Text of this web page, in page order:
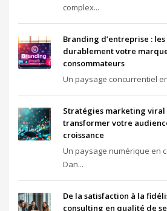
complex...
Branding d’entreprise :
durablement votre
consommateurs
Un paysage concurrentiel
Stratégies marketing viral
transformer votre
croissance
Un paysage numérique en
Dan...
De la satisfaction à la
consulting en qualité de